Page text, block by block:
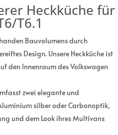
Heckküche für
T6.1
Bauvolumens durch
Design. Unsere Heckküche ist
den Innenraum des Volkswagen
zwei elegante und
silberoderCarbonoptik,
und dem Look ihres Multivans